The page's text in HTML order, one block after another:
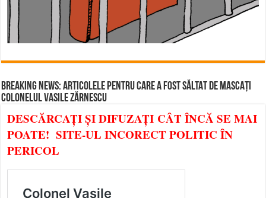
BREAKING NEWS: ARTICOLELE PENTRU CARE A FOST SĂLTAT DE MASCAȚI
COLONELUL VASILE ZĂRNESCU
DESCĂRCAȚI ȘI DIFUZAȚI CÂT ÎNCĂ SE MAI
POATE! SITE-UL INCORECT POLITIC ÎN
PERICOL